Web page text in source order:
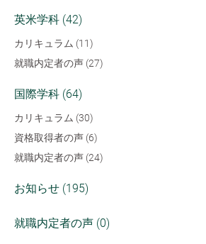
英米学科 (42)
カリキュラム (11)
就職内定者の声 (27)
国際学科 (64)
カリキュラム (30)
資格取得者の声 (6)
就職内定者の声 (24)
お知らせ (195)
就職内定者の声 (0)